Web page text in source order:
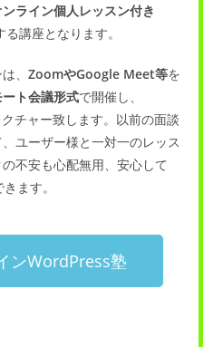
ンライン個人レッスン付き
る講座となります。
、ZoomやGoogle Meet等を
ト会議形式で開催し、
チャー致します。以前の面談
ユーザー様と一対一のレッス
不安も心配無用、安心して
ます。
ンWordPress塾